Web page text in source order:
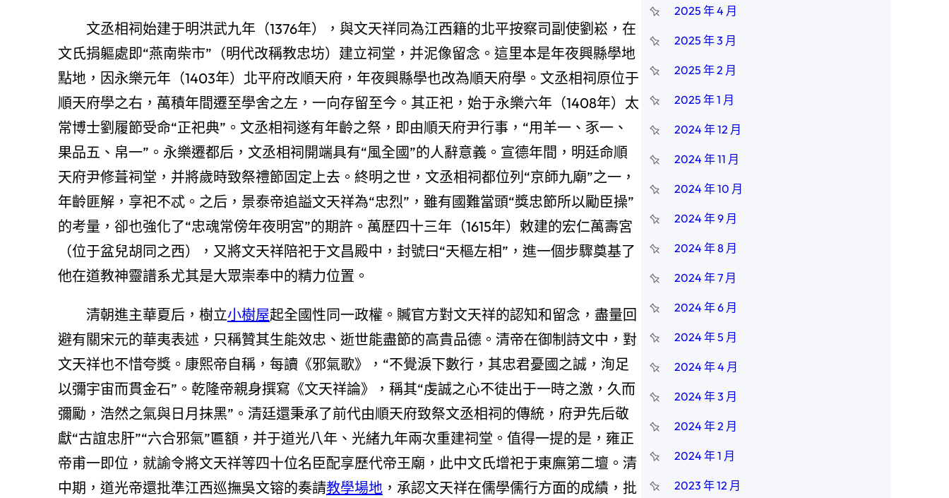
文丞相祠始建于明洪武九年（1376年），與文天祥同為江西籍的北平按察司副使劉崧，在
文氏捐軀處即“燕南柴市”（明代改稱教忠坊）建立祠堂，并泥像留念。這里本是年夜興縣學地
點地，因永樂元年（1403年）北平府改順天府，年夜興縣學也改為順天府學。文丞相祠原位于
順天府學之右，萬積年間遷至學舍之左，一向存留至今。其正祀，始于永樂六年（1408年）太
常博士劉履節受命“正祀典”。文丞相祠遂有年齡之祭，即由順天府尹行事，“用羊一、豕一、
果品五、帛一”。永樂遷都后，文丞相祠開端具有“風全國”的人辭意義。宣德年間，明廷命順
天府尹修葺祠堂，并將歲時致祭禮節固定上去。終明之世，文丞相祠都位列“京師九廟”之一，
年齡匪解，享祀不忒。之后，景泰帝追謚文天祥為“忠烈”，雖有國難當頭“獎忠節所以勵臣操”
的考量，卻也強化了“忠魂常傍年夜明宮”的期許。萬歷四十三年（1615年）敕建的宏仁萬壽宮
（位于盆兒胡同之西），又將文天祥陪祀于文昌殿中，封號曰“天樞左相”，進一個步驟奠基了
他在道教神靈譜系尤其是大眾崇奉中的精力位置。
清朝進主華夏后，樹立小樹屋起全國性同一政權。贓官方對文天祥的認知和留念，盡量回
避有關宋元的華夷表述，只稱贊其生能效忠、逝世能盡節的高貴品德。清帝在御制詩文中，對
文天祥也不惜夸獎。康熙帝自稱，每讀《邪氣歌》，“不覺淚下數行，其忠君憂國之誠，洵足
以彌宇宙而貫金石”。乾隆帝親身撰寫《文天祥論》，稱其“虔誠之心不徒出于一時之激，久而
彌勵，浩然之氣與日月抹黑”。清廷還秉承了前代由順天府致祭文丞相祠的傳統，府尹先后敬
獻“古誼忠肝”“六合邪氣”匾額，并于道光八年、光緒九年兩次重建祠堂。值得一提的是，雍正
帝甫一即位，就諭令將文天祥等四十位名臣配享歷代帝王廟，此中文氏增祀于東廡第二壇。清
中期，道光帝還批準江西巡撫吳文镕的奏請教學場地，承認文天祥在儒學儒行方面的成績，批
2025 年 4 月
2025 年 3 月
2025 年 2 月
2025 年 1 月
2024 年 12 月
2024 年 11 月
2024 年 10 月
2024 年 9 月
2024 年 8 月
2024 年 7 月
2024 年 6 月
2024 年 5 月
2024 年 4 月
2024 年 3 月
2024 年 2 月
2024 年 1 月
2023 年 12 月